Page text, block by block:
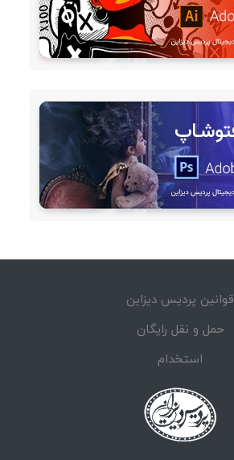
قوانین پردیس دیزاین
حمل و نقل رایگان
استخدام